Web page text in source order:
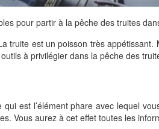
pour partir à la pêche des truites
truite est un poisson très
à privilégier dans la pêche des
est l’élément phare avec lequel
Vous aurez à cet effet toutes les